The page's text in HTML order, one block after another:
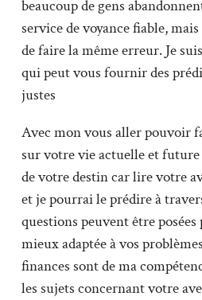
beaucoup de gens
service de voyance fiable,
de faire la même erreur. Je
qui peut vous fournir des
justes
Avec mon vous aller pouvoir
sur votre vie actuelle et
de votre destin car lire votre
et je pourrai le prédire à
questions peuvent être
mieux adaptée à vos
finances sont de ma
les sujets concernant votre